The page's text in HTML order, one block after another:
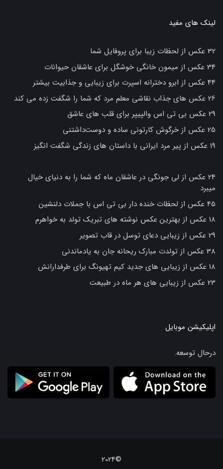
لینک های مفید
32 عکس از لحظات زیبا برای پروفایل شما
34 عکس از میمون خانگی خوشگل برای عاشقان حیوانات
44 عکس از ابرو دخترانه اسپرت برای زیبایی و جذابیت بیشتر
26 عکس های جذاب نقاشی معلم مرد که شما را شگفت زده می کند
29 عکس بی تی اس والپیپر برای قلب های عاشق
25 عکس از خرگوش کارتونی ساده و دوست‌داشتنی
19 عکس از پیر مرد ایرانی با داستان های زندگی شگفت انگیز
24 عکس از لی جونگی در عاشقان ماه که شما را به دنیای خیال
میبرد
45 عکس از لحظات خنده دار بی تی اس با جملات دلنشین
18 عکس از بهترین عکس نوشته های تبریک تولد به خواهرم
29 عکس از زیبایی دعای توسل در قاب تصویر
38 عکس از تولدت مبارک ریحانه جان به یادماندنی
18 عکس از زیبایی های جدید کیم تهیونگ برای طرفدارانش
23 عکس از زیبایی های هر ماه در طبیعت
اپلیکیشن موبایل
درحال توسعه.
©2024